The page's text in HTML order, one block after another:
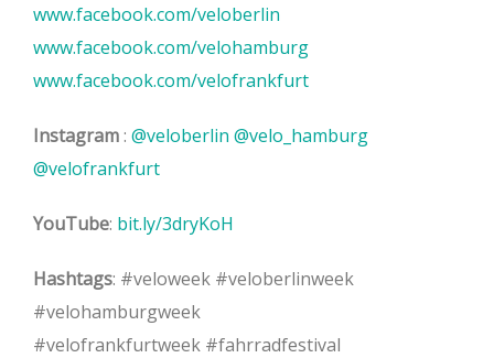
www.facebook.com/veloberlin
www.facebook.com/velohamburg
www.facebook.com/velofrankfurt
Instagram: @veloberlin @velo_hamburg
@velofrankfurt
YouTube: bit.ly/3dryKoH
Hashtags: #veloweek #veloberlinweek
#velohamburgweek
#velofrankfurtweek #fahrradfestival